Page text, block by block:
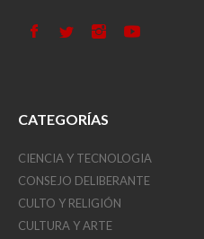
CATEGORÍAS
CIENCIA Y TECNOLOGIA
CONSEJO DELIBERANTE
CULTO Y RELIGIÓN
CULTURA Y ARTE